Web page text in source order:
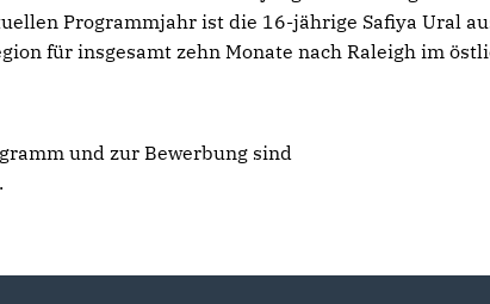
Programmjahr ist die 16-jährige Safiya Ural
für insgesamt zehn Monate nach Raleigh im
und zur Bewerbung sind